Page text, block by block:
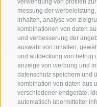
verwendung von profilen
messung der
inhalten, analyse von
kombinationen von daten
und verbesserung der
auswahl von inhalten,
und aufdeckung von betrug
anzeige von werbung und
datenschutz speichern und
kombination von daten aus
verschiedener endgeräte,
automatisch übermittelter
zur